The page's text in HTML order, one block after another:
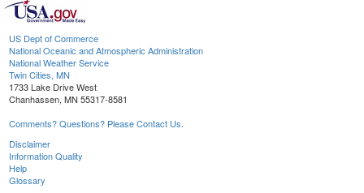
US Dept of Commerce
National Oceanic and Atmospheric Administration
National Weather Service
Twin Cities, MN
1733 Lake Drive West
Chanhassen, MN 55317-8581
Comments? Questions? Please Contact Us.
Disclaimer
Information Quality
Help
Glossary